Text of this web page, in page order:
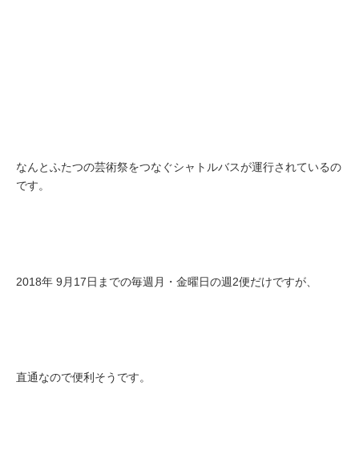
なんとふたつの芸術祭をつなぐシャトルバスが運行されているの
です。
2018年 9月17日までの毎週月・金曜日の週2便だけですが、
直通なので便利そうです。